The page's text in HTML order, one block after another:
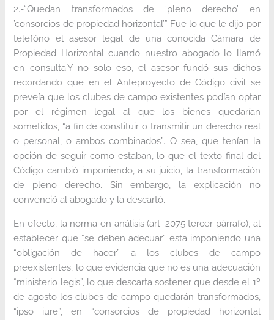
2.-“Quedan transformados de ‘pleno derecho’ en
’consorcios de propiedad horizontal’” Fue lo que le dijo por
telefóno el asesor legal de una conocida Cámara de
Propiedad Horizontal cuando nuestro abogado lo llamó
en consulta.Y no solo eso, el asesor fundó sus dichos
recordando que en el Anteproyecto de Código civil se
preveía que los clubes de campo existentes podían optar
por el régimen legal al que los bienes quedarían
sometidos, “a fin de constituir o transmitir un derecho real
o personal, o ambos combinados”. O sea, que tenían la
opción de seguir como estaban, lo que el texto final del
Código cambió imponiendo, a su juicio, la transformación
de pleno derecho. Sin embargo, la explicación no
convenció al abogado y la descartó.
En efecto, la norma en análisis (art. 2075 tercer párrafo), al
establecer que “se deben adecuar” esta imponiendo una
“obligación de hacer” a los clubes de campo
preexistentes, lo que evidencia que no es una adecuación
“ministerio legis”, lo que descarta sostener que desde el 1º
de agosto los clubes de campo quedarán transformados,
“ipso iure”, en “consorcios de propiedad horizontal